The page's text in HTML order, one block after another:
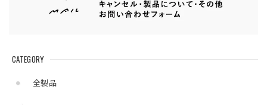
CATEGORY
全製品